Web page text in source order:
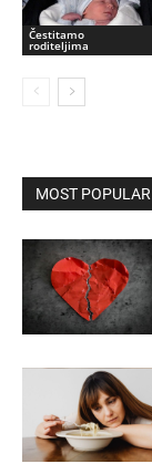
Čestitamo
roditeljima
MOST POPULAR